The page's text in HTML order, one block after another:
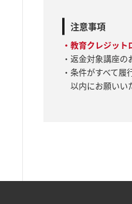
注意事項
・教育クレジッ
・返金対象講座
・条件がすべて
以内にお願いい